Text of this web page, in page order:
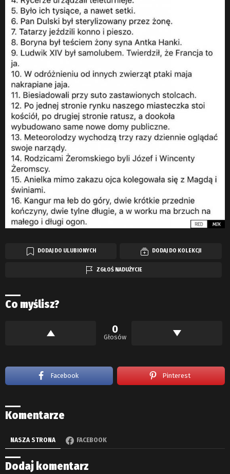
DODAJ DO ULUBIONYCH DODAJ DO KOLEKCJI
ZGŁOŚ NADUŻYCIE
Co myślisz?
0
Głosów
Facebook Pinterest
Komentarze
NASZA STRONA FACEBOOK
Dodaj komentarz